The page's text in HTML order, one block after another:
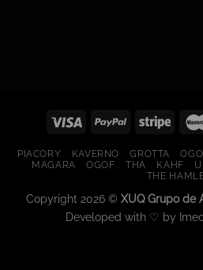
PIACORY KAVERNO GROTTA
MAGARA
OGOF THA KAHF
THE
Copyright 2026 © XUQ Grupo de
Developed with ♡ by